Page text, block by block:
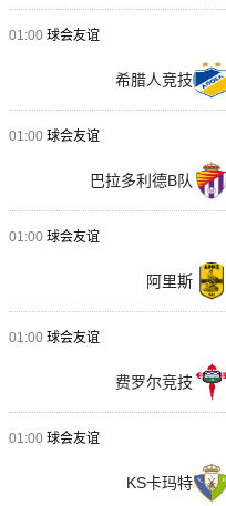
01:00 球会友谊
希腊人竞技
01:00 球会友谊
巴拉多利德B队
01:00 球会友谊
阿里斯
01:00 球会友谊
费罗尔竞技
01:00 球会友谊
KS卡玛特